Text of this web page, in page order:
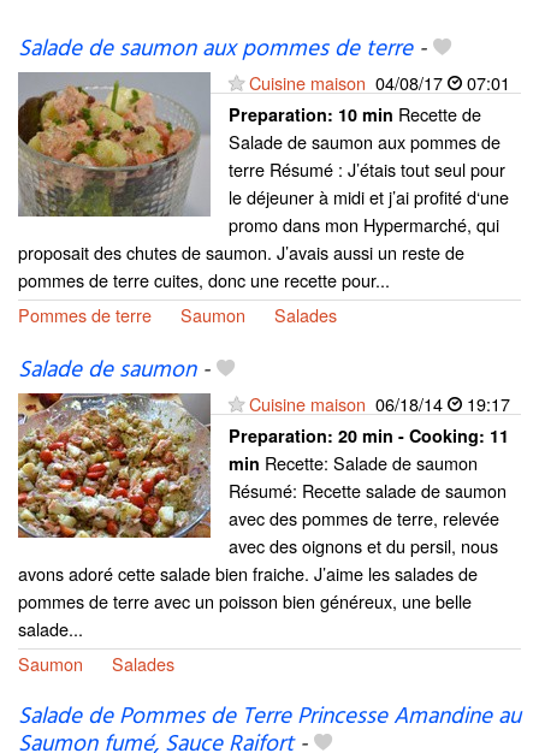
Salade de saumon aux pommes de terre-
Cuisine maison 04/08/17 07:01
Preparation: 10 min Recette de
Salade de saumon aux pommes de
terre Résumé : J’étais tout seul pour
le déjeuner à midi et j’ai profité d‘une
promo dans mon Hypermarché, qui
proposait des chutes de saumon. J’avais aussi un reste de
pommes de terre cuites, donc une recette pour...
Pommes de terre
Saumon Salades
Salade de saumon-
Cuisine maison 06/18/14 19:17
Preparation: 20 min - Cooking: 11
min Recette: Salade de saumon
Résumé: Recette salade de saumon
avec des pommes de terre, relevée
avec des oignons et du persil, nous
avons adoré cette salade bien fraiche. J’aime les salades de
pommes de terre avec un poisson bien généreux, une belle
salade...
Saumon
Salades
Salade de Pommes de Terre Princesse Amandine au
Saumon fumé, Sauce Raifort-